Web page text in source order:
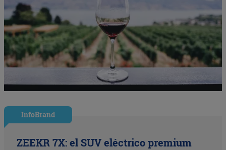
InfoBrand
ZEEKR 7X: el SUV eléctrico premium